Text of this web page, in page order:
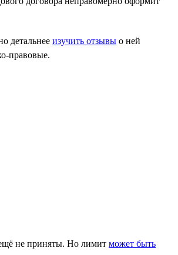
детальнее изучить отзывы о ней
правовые.
ещё не приняты. Но лимит может быть